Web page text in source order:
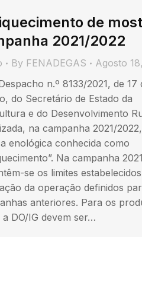
de
2021/2022
By FENADEGAS
Agosto
n.º 8133/2021, de 17
do Secretário de Estado da
e do Desenvolvimento
na campanha 2021/
enológica conhecida como
Na campanha
se os limites
da operação definidos
anteriores. Para os
a DO/IG devem ser…